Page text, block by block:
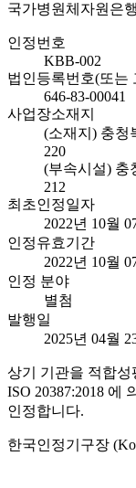
국가병원체자원은행
인정번호
KBB-002
법인등록번호(또는
646-83-00041
사업장소재지
(소재지) 충청
220
(부속시설) 충
212
최초인정일자
2022년 10월
인정유효기간
2022년 10월
인정 분야
별첨
발행일
2025년 04월
상기 기관을 적합성
ISO 20387:2018 에
인정합니다.
한국인정기구장